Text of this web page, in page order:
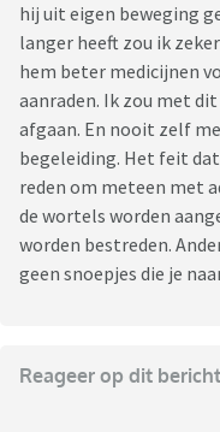
hij uit eigen beweging
langer heeft zou ik
hem beter medicijnen
aanraden. Ik zou met
afgaan. En nooit zelf
begeleiding. Het feit
reden om meteen met
de wortels worden
worden bestreden.
geen snoepjes die je
Reageer op dit bericht